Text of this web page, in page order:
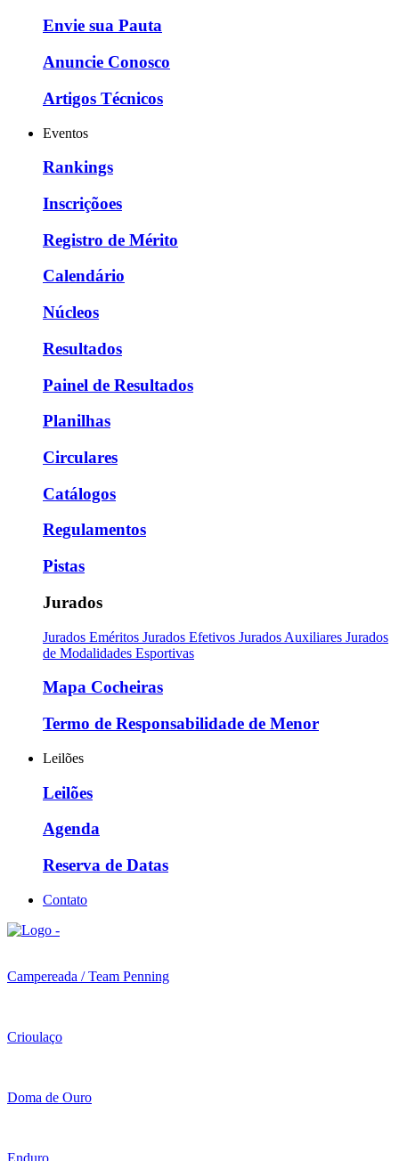
Envie sua Pauta
Anuncie Conosco
Artigos Técnicos
Eventos
Rankings
Inscriçõoes
Registro de Mérito
Calendário
Núcleos
Resultados
Painel de Resultados
Planilhas
Circulares
Catálogos
Regulamentos
Pistas
Jurados
Jurados Eméritos Jurados Efetivos Jurados Auxiliares Jurados
de Modalidades Esportivas
Mapa Cocheiras
Termo de Responsabilidade de Menor
Leilões
Leilões
Agenda
Reserva de Datas
Contato
Campereada / Team Penning
Crioulaço
Doma de Ouro
Enduro